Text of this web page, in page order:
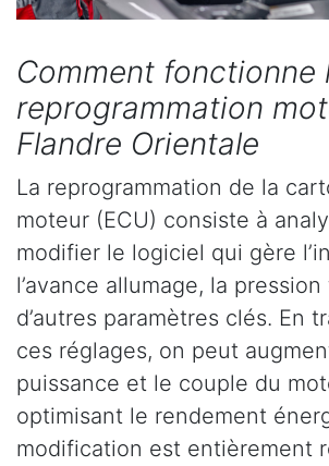
Comment fonctionne
reprogrammation
Flandre Orientale
La reprogrammation de la
moteur (ECU) consiste à
modifier le logiciel qui gère
l’avance allumage, la
d’autres paramètres clés. En
ces réglages, on peut
puissance et le couple du
optimisant le rendement
modification est entièrement